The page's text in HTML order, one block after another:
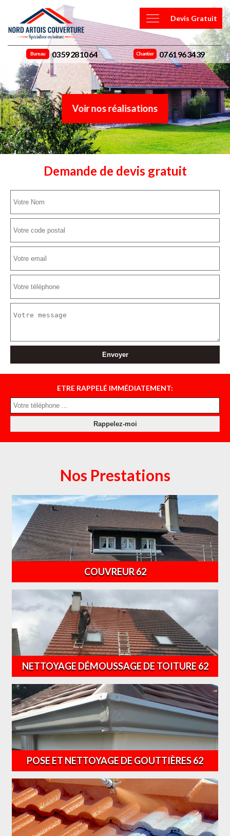
Devis Gratuit
Bureau 03 59 28 10 64 Chantier 07 61 96 34 39
Voir nos réalisations
Demande de devis gratuit
ETRE RAPPELÉ IMMÉDIATEMENT:
Nos Prestations
COUVREUR 62
NETTOYAGE DÉMOUSSAGE DE TOITURE 62
POSE ET NETTOYAGE DE GOUTTIÈRES 62